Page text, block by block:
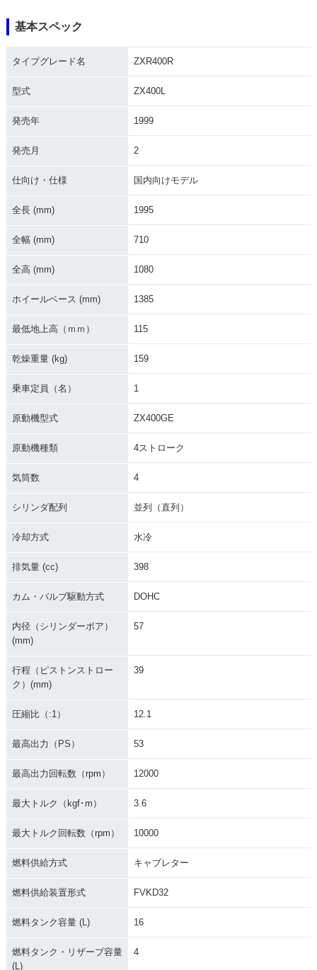
基本スペック
タイプグレード名 ZXR400R
型式 ZX400L
発売年 1999
発売月 2
仕向け・仕様 国内向けモデル
全長 (mm) 1995
全幅 (mm) 710
全高 (mm) 1080
ホイールベース (mm) 1385
最低地上高（ｍｍ） 115
乾燥重量 (kg) 159
乗車定員（名） 1
原動機型式 ZX400GE
原動機種類 4ストローク
気筒数 4
シリンダ配列 並列（直列）
冷却方式 水冷
排気量 (cc) 398
カム・バルブ駆動方式 DOHC
内径（シリンダーボア）
(mm)
57
行程（ピストンストロー
ク）(mm)
39
圧縮比（:1） 12.1
最高出力（PS） 53
最高出力回転数（rpm） 12000
最大トルク（kgf･m） 3.6
最大トルク回転数（rpm） 10000
燃料供給方式 キャブレター
燃料供給装置形式 FVKD32
燃料タンク容量 (L) 16
燃料タンク・リザーブ容量
(L)
4